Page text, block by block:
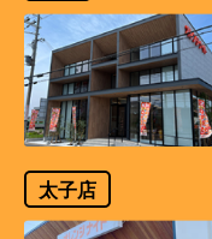
太子店